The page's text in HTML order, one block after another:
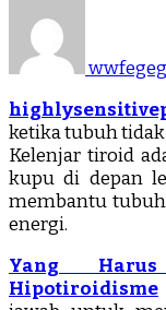
ketika tubuh
Kelenjar tiroid
kupu di depan
membantu
energi.
Yang
Hipotiroidisme